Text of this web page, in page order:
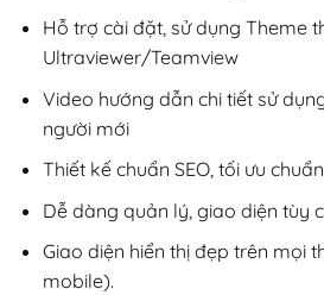
Hỗ trợ cài đặt, sử dụng Theme
Ultraviewer/Teamview
Video hướng dẫn chi tiết sử
người mới
Thiết kế chuẩn SEO, tối ưu
Dễ dàng quản lý, giao diện tùy
Giao diện hiển thị đẹp trên mọi
mobile).